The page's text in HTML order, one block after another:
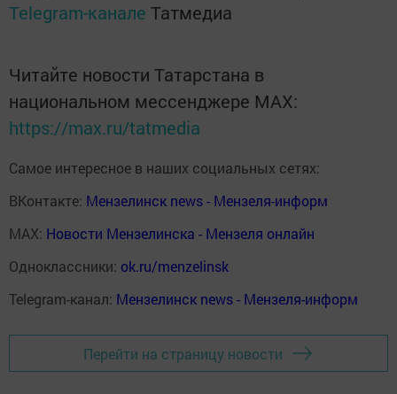
Telegram-канале Татмедиа
Читайте новости Татарстана в
национальном мессенджере MАХ:
https://max.ru/tatmedia
Самое интересное в наших социальных сетях:
ВКонтакте: Мензелинск news - Мензеля-информ
MAX: Новости Мензелинска - Мензеля онлайн
Одноклассники: ok.ru/menzelinsk
Telegram-канал: Мензелинск news - Мензеля-информ
Перейти на страницу новости